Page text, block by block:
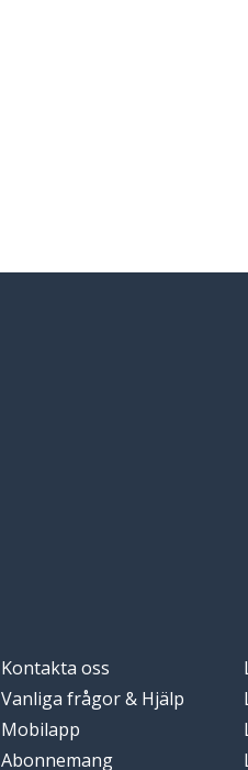
Kontakta oss
Vanliga frågor & Hjälp
Mobilapp
Abonnemang